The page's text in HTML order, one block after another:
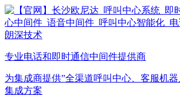
专业电话和即时通信中间件提供商
为集成商提供”全渠道呼叫中心、客服机
集成方案